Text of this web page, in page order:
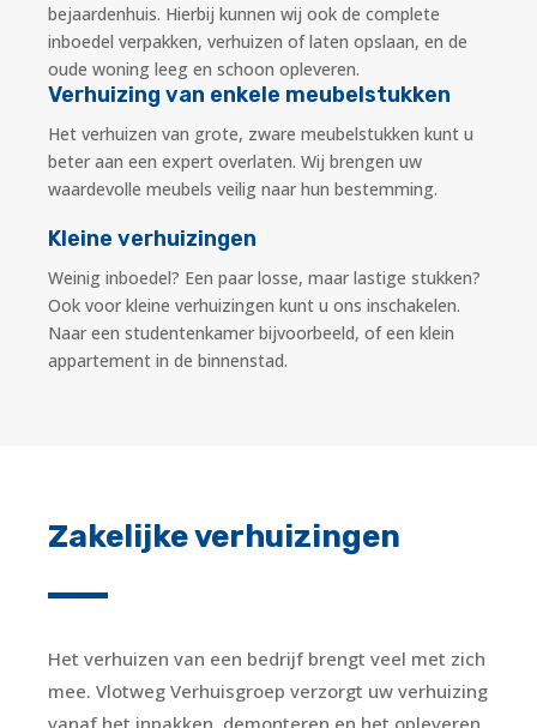
bejaardenhuis. Hierbij kunnen wij ook de complete
inboedel verpakken, verhuizen of laten opslaan, en de
oude woning leeg en schoon opleveren.
Verhuizing van enkele meubelstukken
Het verhuizen van grote, zware meubelstukken kunt u
beter aan een expert overlaten. Wij brengen uw
waardevolle meubels veilig naar hun bestemming.
Kleine verhuizingen
Weinig inboedel? Een paar losse, maar lastige stukken?
Ook voor kleine verhuizingen kunt u ons inschakelen.
Naar een studentenkamer bijvoorbeeld, of een klein
appartement in de binnenstad.
Zakelijke verhuizingen
Het verhuizen van een bedrijf brengt veel met zich
mee. Vlotweg Verhuisgroep verzorgt uw verhuizing
vanaf het inpakken, demonteren en het opleveren